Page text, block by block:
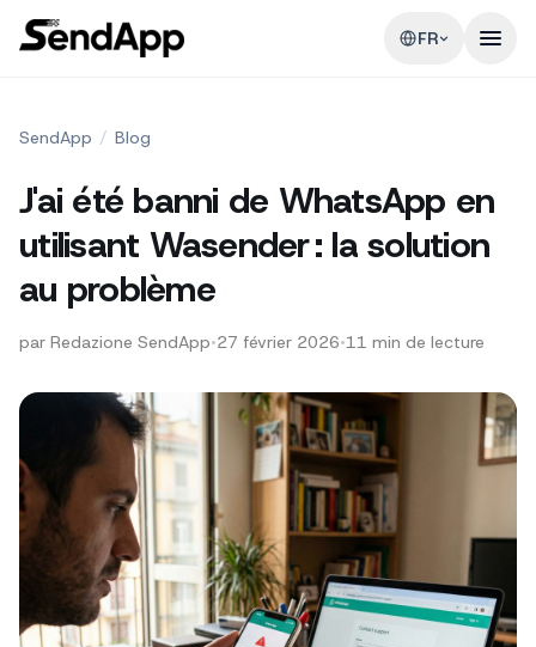
FR
SendApp / Blog
J'ai été banni de WhatsApp en
utilisant Wasender : la solution
au problème
par Redazione SendApp•27 février 2026•11 min de lecture